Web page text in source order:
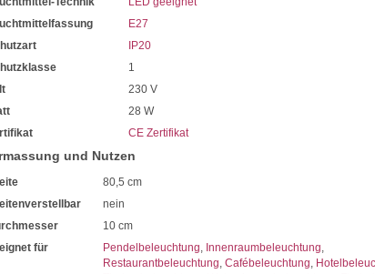
Sie haben bei uns 5 Jahre Garantie, statt der üblichen 2 Jahre
Bei Fragen, kontaktieren Sie uns jederzeit
Wir freuen uns auf Ihre Anfragen
E27
IP20
1
230 V
28 W
CE Zertifikat
und Nutzen
80,5 cm
nein
10 cm
für
Pendelbeleuchtung, Innenraumbeleuchtung,
Restaurantbeleuchtung, Cafébeleuchtung,